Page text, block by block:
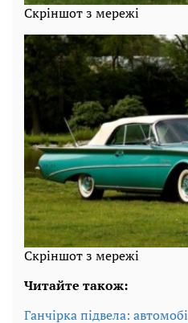
Скріншот з мережі
Скріншот з мережі
Читайте також:
Ганчірка підвела: